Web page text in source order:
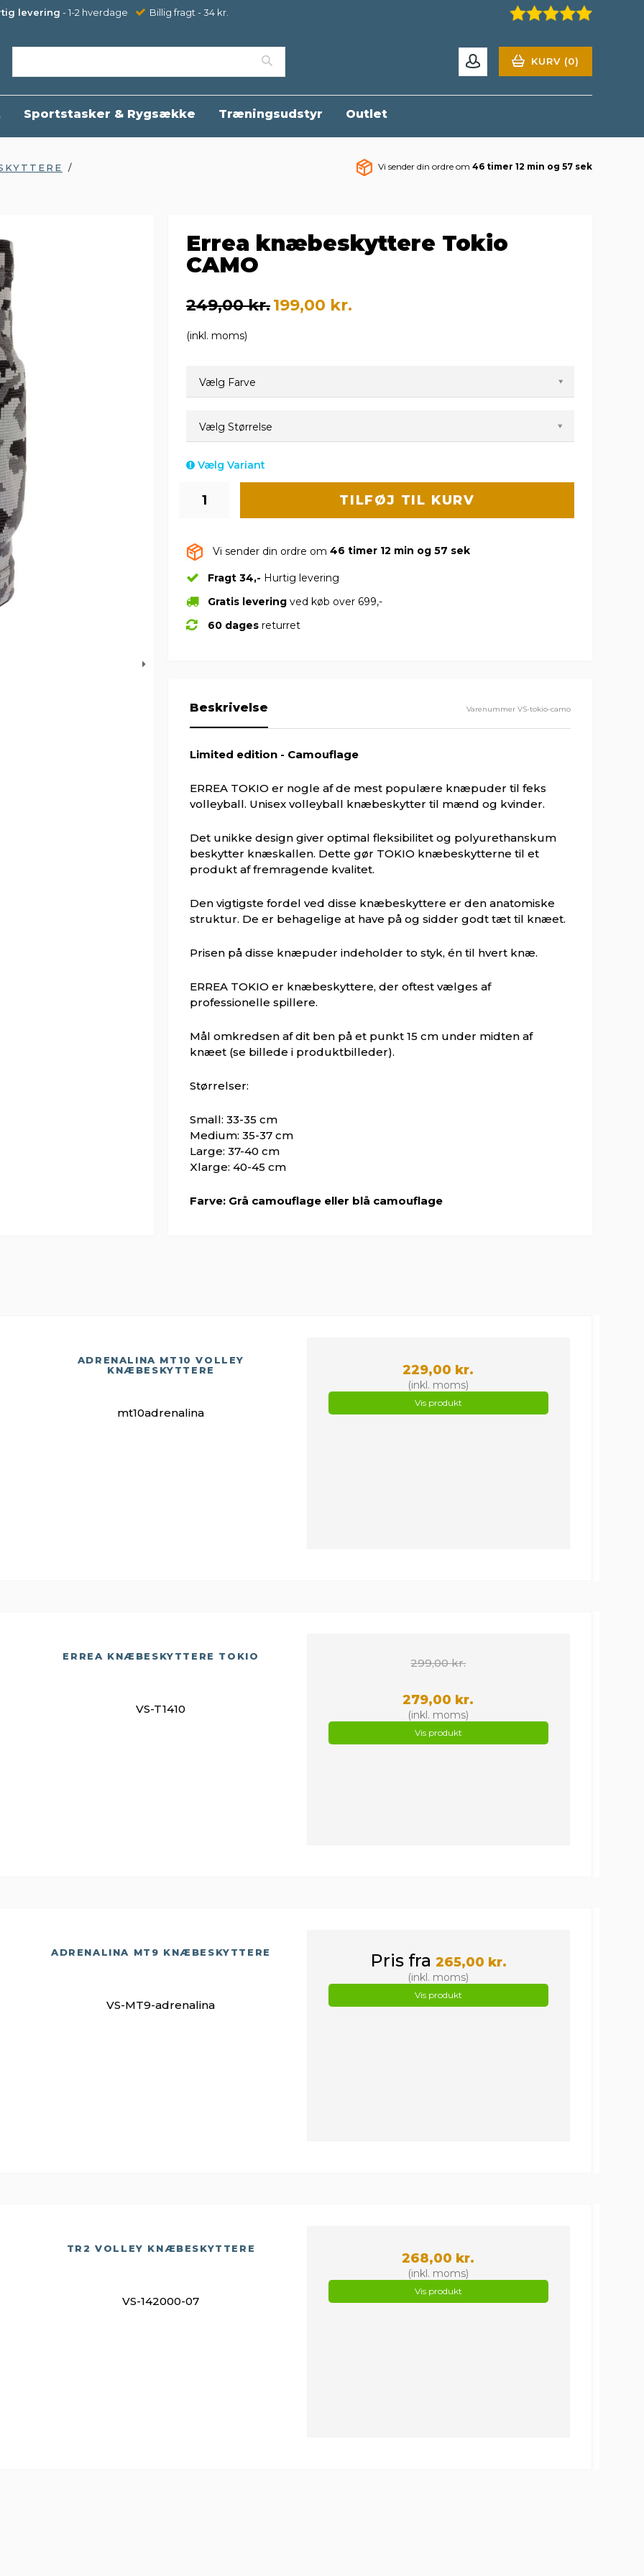
levering - 1-2 hverdage Billig fragt - 34 kr.
KURV (0)
Sportstasker & Rygsække Træningsudstyr Outlet
/ Vi sender din ordre om 46 timer 12 min og 56 sek
Errea knæbeskyttere Tokio
CAMO
249,00 kr.199,00 kr.
(inkl. moms)
Vælg Farve
Vælg Størrelse
Vælg Variant
TILFØJ TIL KURV
Vi sender din ordre om 46 timer 12 min og 56 sek
Fragt 34,- Hurtig levering
Gratis levering ved køb over 699,-
60 dages returret
Varenummer VS-tokio-camo
Beskrivelse
Limited edition - Camouflage
ERREA TOKIO er nogle af de mest populære knæpuder til feks
volleyball. Unisex volleyball knæbeskytter til mænd og kvinder.
Det unikke design giver optimal fleksibilitet og polyurethanskum
beskytter knæskallen. Dette gør TOKIO knæbeskytterne til et
produkt af fremragende kvalitet.
Den vigtigste fordel ved disse knæbeskyttere er den anatomiske
struktur. De er behagelige at have på og sidder godt tæt til knæet.
Prisen på disse knæpuder indeholder to styk, én til hvert knæ.
ERREA TOKIO er knæbeskyttere, der oftest vælges af
professionelle spillere.
Mål omkredsen af ​​dit ben på et punkt 15 cm under midten af ​​
knæet (se billede i produktbilleder).
Størrelser:
Small: 33-35 cm
Medium: 35-37 cm
Large: 37-40 cm
Xlarge: 40-45 cm
Farve: Grå camouflage eller blå camouflage
ADRENALINA MT10 VOLLEY
KNÆBESKYTTERE
mt10adrenalina
229,00 kr.
(inkl. moms)
Vis produkt
ERREA KNÆBESKYTTERE TOKIO
VS-T1410
299,00 kr.
279,00 kr.
(inkl. moms)
Vis produkt
ADRENALINA MT9 KNÆBESKYTTERE
VS-MT9-adrenalina
Pris fra 265,00 kr.
(inkl. moms)
Vis produkt
TR2 VOLLEY KNÆBESKYTTERE
VS-142000-07
268,00 kr.
(inkl. moms)
Vis produkt